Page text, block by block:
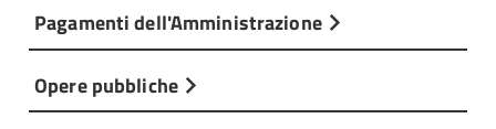
Pagamenti dell'Amministrazione
Opere pubbliche